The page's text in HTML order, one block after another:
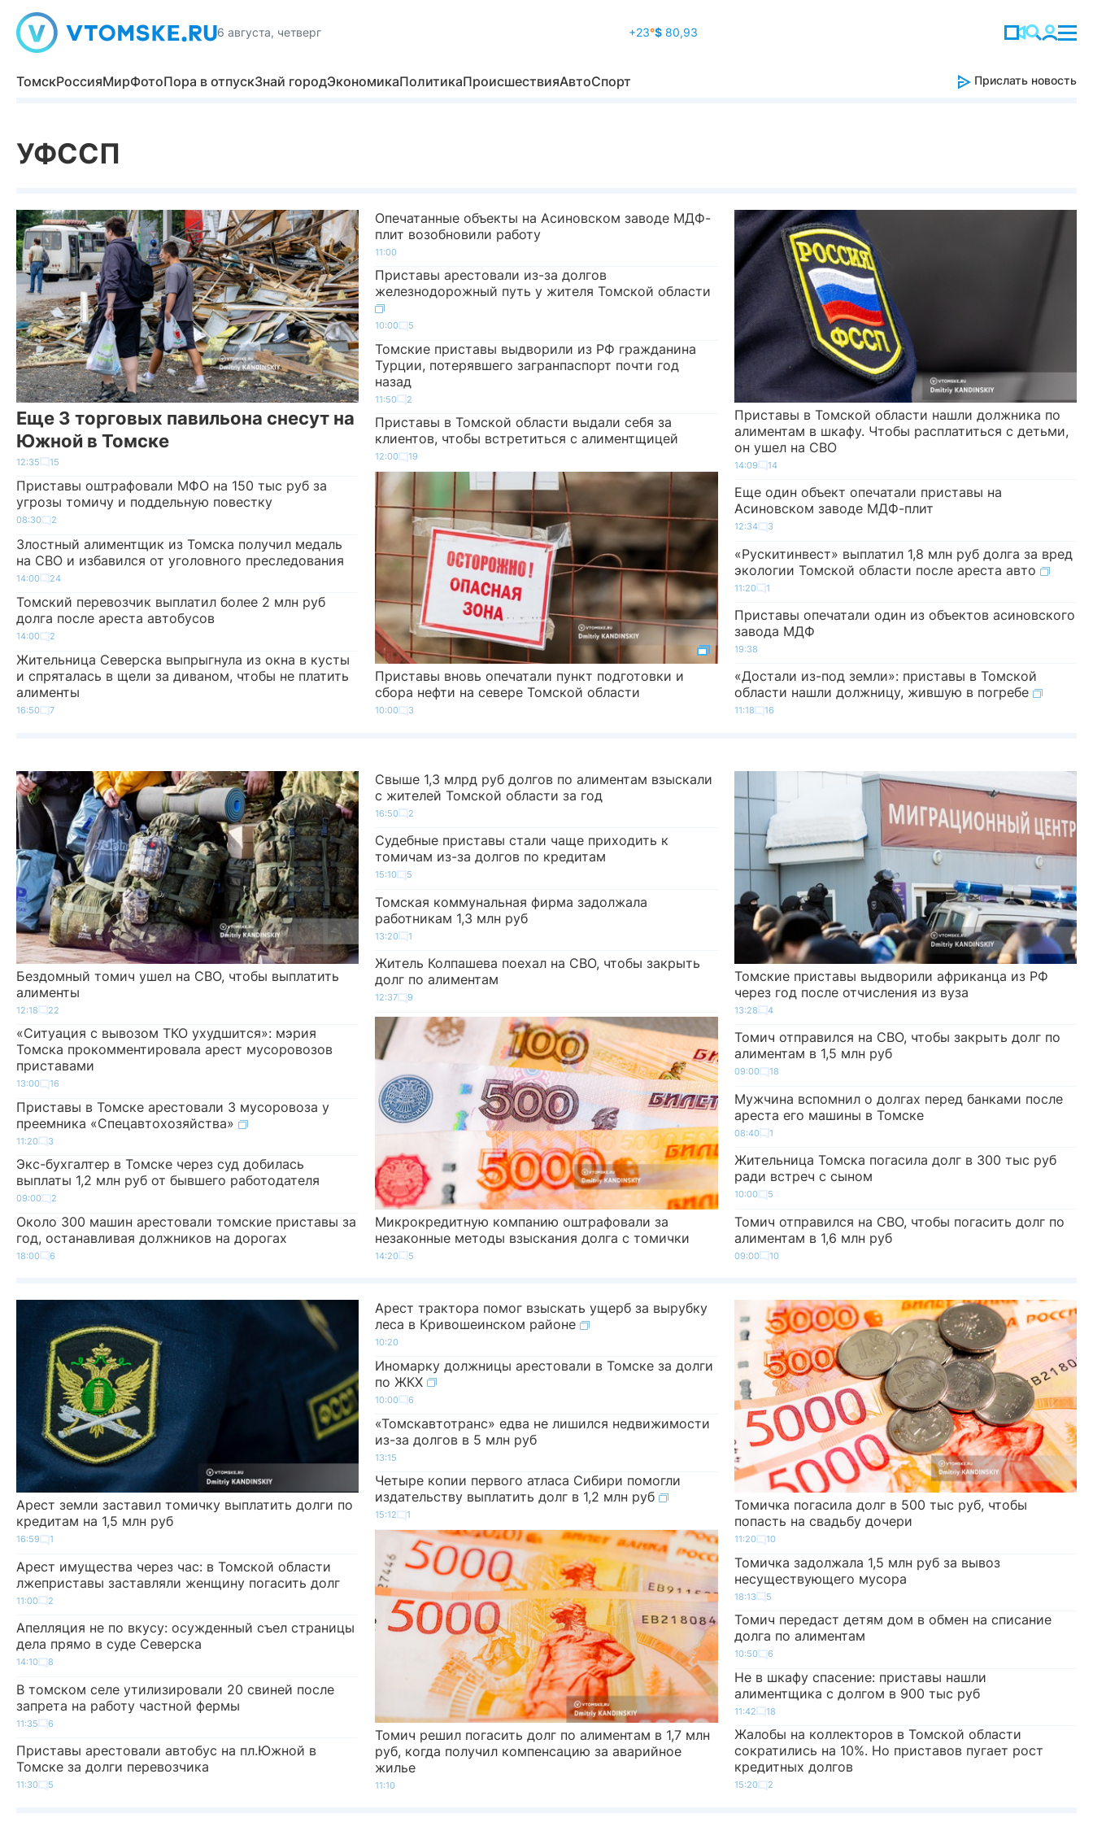
6 августа, четверг +23°$80,93
ТомскРоссияМирФотоПора в отпускЗнай городЭкономикаПолитикаПроисшествияАвтоСпорт Прислать новость
УФССП
Еще 3 торговых павильона снесут на
Южной в Томске
12:35 15
Приставы оштрафовали МФО на 150 тыс руб за
угрозы томичу и поддельную повестку
08:30 2
Злостный алиментщик из Томска получил медаль
на СВО и избавился от уголовного преследования
14:00 24
Томский перевозчик выплатил более 2 млн руб
долга после ареста автобусов
14:00 2
Жительница Северска выпрыгнула из окна в кусты
и спряталась в щели за диваном, чтобы не платить
алименты
16:50 7
Опечатанные объекты на Асиновском заводе МДФ-
плит возобновили работу
11:00
Приставы арестовали из-за долгов
железнодорожный путь у жителя Томской области
10:00 5
Томские приставы выдворили из РФ гражданина
Турции, потерявшего загранпаспорт почти год
назад
11:50 2
Приставы в Томской области выдали себя за
клиентов, чтобы встретиться с алиментщицей
12:00 19
Приставы вновь опечатали пункт подготовки и
сбора нефти на севере Томской области
10:00 3
Приставы в Томской области нашли должника по
алиментам в шкафу. Чтобы расплатиться с детьми,
он ушел на СВО
14:09 14
Еще один объект опечатали приставы на
Асиновском заводе МДФ-плит
12:34 3
«Рускитинвест» выплатил 1,8 млн руб долга за вред
экологии Томской области после ареста авто
11:20 1
Приставы опечатали один из объектов асиновского
завода МДФ
19:38
«Достали из-под земли»: приставы в Томской
области нашли должницу, жившую в погребе
11:18 16
Бездомный томич ушел на СВО, чтобы выплатить
алименты
12:18 22
«Ситуация с вывозом ТКО ухудшится»: мэрия
Томска прокомментировала арест мусоровозов
приставами
13:00 16
Приставы в Томске арестовали 3 мусоровоза у
преемника «Спецавтохозяйства»
11:20 3
Экс-бухгалтер в Томске через суд добилась
выплаты 1,2 млн руб от бывшего работодателя
09:00 2
Около 300 машин арестовали томские приставы за
год, останавливая должников на дорогах
18:00 6
Свыше 1,3 млрд руб долгов по алиментам взыскали
с жителей Томской области за год
16:50 2
Судебные приставы стали чаще приходить к
томичам из-за долгов по кредитам
15:10 5
Томская коммунальная фирма задолжала
работникам 1,3 млн руб
13:20 1
Житель Колпашева поехал на СВО, чтобы закрыть
долг по алиментам
12:37 9
Микрокредитную компанию оштрафовали за
незаконные методы взыскания долга с томички
14:20 5
Томские приставы выдворили африканца из РФ
через год после отчисления из вуза
13:28 4
Томич отправился на СВО, чтобы закрыть долг по
алиментам в 1,5 млн руб
09:00 18
Мужчина вспомнил о долгах перед банками после
ареста его машины в Томске
08:40 1
Жительница Томска погасила долг в 300 тыс руб
ради встреч с сыном
10:00 5
Томич отправился на СВО, чтобы погасить долг по
алиментам в 1,6 млн руб
09:00 10
Арест земли заставил томичку выплатить долги по
кредитам на 1,5 млн руб
16:59 1
Арест имущества через час: в Томской области
лжеприставы заставляли женщину погасить долг
11:00 2
Апелляция не по вкусу: осужденный съел страницы
дела прямо в суде Северска
14:10 8
В томском селе утилизировали 20 свиней после
запрета на работу частной фермы
11:35 6
Приставы арестовали автобус на пл.Южной в
Томске за долги перевозчика
11:30 5
Арест трактора помог взыскать ущерб за вырубку
леса в Кривошеинском районе
10:20
Иномарку должницы арестовали в Томске за долги
по ЖКХ
10:00 6
«Томскавтотранс» едва не лишился недвижимости
из-за долгов в 5 млн руб
13:15
Четыре копии первого атласа Сибири помогли
издательству выплатить долг в 1,2 млн руб
15:12 1
Томич решил погасить долг по алиментам в 1,7 млн
руб, когда получил компенсацию за аварийное
жилье
11:10
Томичка погасила долг в 500 тыс руб, чтобы
попасть на свадьбу дочери
11:20 10
Томичка задолжала 1,5 млн руб за вывоз
несуществующего мусора
18:13 5
Томич передаст детям дом в обмен на списание
долга по алиментам
10:50 6
Не в шкафу спасение: приставы нашли
алиментщика с долгом в 900 тыс руб
11:42 18
Жалобы на коллекторов в Томской области
сократились на 10%. Но приставов пугает рост
кредитных долгов
15:20 2